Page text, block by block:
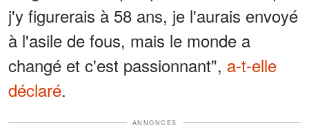
j'y figurerais à 58 ans, je l'aurais envoyé
à l'asile de fous, mais le monde a
changé et c'est passionnant", a-t-elle
déclaré.
ANNONCES